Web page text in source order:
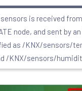
is received
node, and sent by
as /KNX/sensors/
/KNX/sensors/